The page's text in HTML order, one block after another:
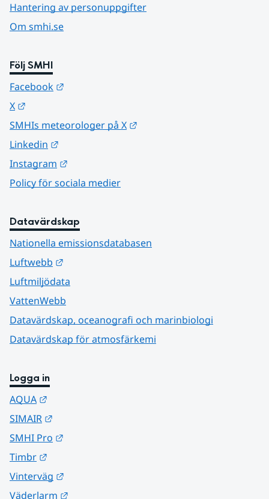
Hantering av personuppgifter
Om smhi.se
Följ SMHI
Facebook
X
SMHIs meteorologer på X
Linkedin
Instagram
Policy för sociala medier
Datavärdskap
Nationella emissionsdatabasen
Luftwebb
Luftmiljödata
VattenWebb
Datavärdskap, oceanografi och marinbiologi
Datavärdskap för atmosfärkemi
Logga in
AQUA
SIMAIR
SMHI Pro
Timbr
Vinterväg
Väderlarm